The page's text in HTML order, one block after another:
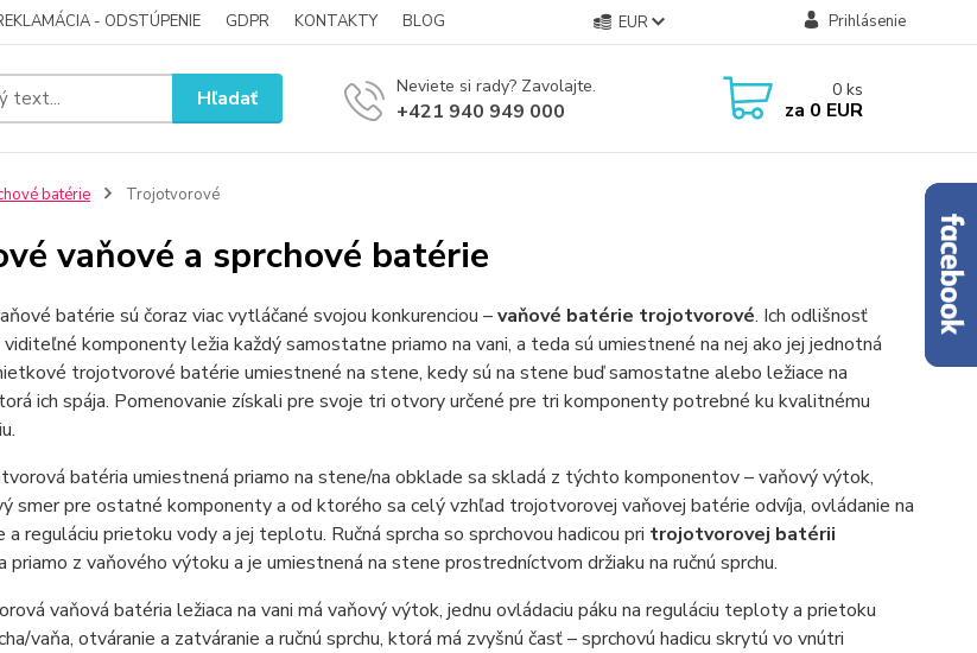
- ODSTÚPENIE GDPR KONTAKTY BLOG EUR Prihlásenie
Hľadať Neviete si rady? Zavolajte.
+421 940 949 000
0 ks
za 0 EUR
batérie Trojotvorové
vaňové a sprchové batérie
batérie sú čoraz viac vytláčané svojou konkurenciou –vaňové batérie trojotvorové. Ich odlišnosť
komponenty ležia každý samostatne priamo na vani, a teda sú umiestnené na nej ako jej jednotná
trojotvorové batérie umiestnené na stene, kedy sú na stene buď samostatne alebo ležiace na
ich spája. Pomenovanie získali pre svoje tri otvory určené pre tri komponenty potrebné ku kvalitnému
batéria umiestnená priamo na stene/na obklade sa skladá z týchto komponentov – vaňový výtok,
smer pre ostatné komponenty a od ktorého sa celý vzhľad trojotvorovej vaňovej batérie odvíja, ovládanie na
a reguláciu prietoku vody a jej teplotu. Ručná sprcha so sprchovou hadicou pri trojotvorovej batérii
priamo z vaňového výtoku a je umiestnená na stene prostredníctvom držiaku na ručnú sprchu.
vaňová batéria ležiaca na vani má vaňový výtok, jednu ovládaciu páku na reguláciu teploty a prietoku
vaňa, otváranie a zatváranie a ručnú sprchu, ktorá má zvyšnú časť – sprchovú hadicu skrytú vo vnútri